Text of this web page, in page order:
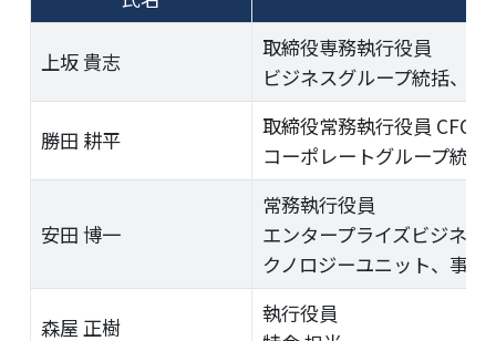
上坂 貴志
取締役専務執行役員
ビジネスグループ統括、
勝田 耕平
取締役常務執行役員 CFO
コーポレートグループ統括
安田 博一
常務執行役員
エンタープライズビジネ
クノロジーユニット、事業
森屋 正樹
執行役員